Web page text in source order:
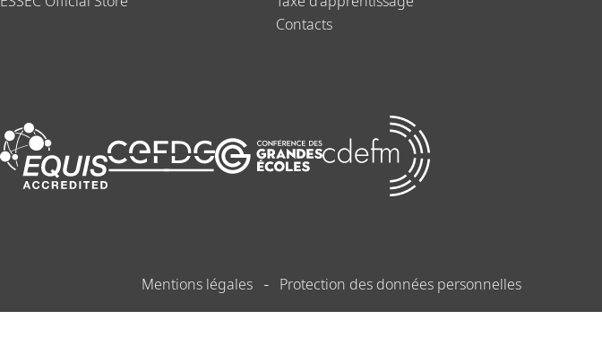
Contacts
Mentions légales Protection des données personnelles